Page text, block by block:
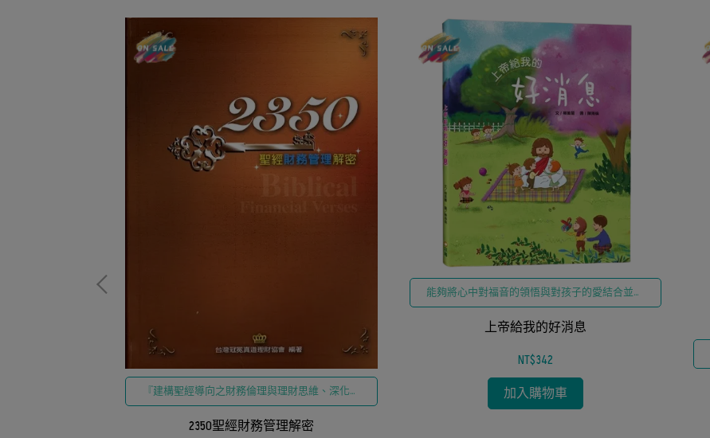
『建構聖經導向之財務倫理與理財思維、深化金
錢與生命優先次序之反思、落實具備屬靈原則的
財務管理策略、締造免於債務轄制與邁向管家職
2350聖經財務管理解密
能夠將心中對福音的領悟與對孩子的愛結合並轉
化為書籍，本身就是一個充滿屬靈價值與生命溫
度的行動
上帝給我的好消息
NT$342
加入購物車